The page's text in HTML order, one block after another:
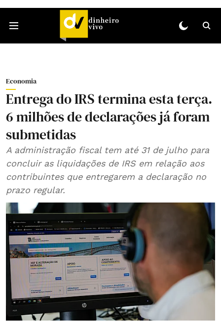
Economia
Entrega do IRS termina esta terça.
6 milhões de declarações já foram
submetidas
A administração fiscal tem até 31 de julho para
concluir as liquidações de IRS em relação aos
contribuintes que entregarem a declaração no
prazo regular.